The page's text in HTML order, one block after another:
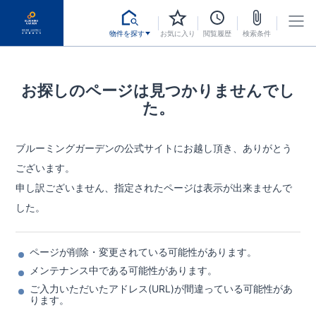
物件を探す お気に入り 閲覧履歴 検索条件
お探しのページは見つかりませんでし
た。
ブルーミングガーデンの公式サイトにお越し頂き、ありがとう
ございます。
申し訳ございません、指定されたページは表示が出来ませんで
した。
ページが削除・変更されている可能性があります。
メンテナンス中である可能性があります。
ご入力いただいたアドレス(URL)が間違っている可能性があ
ります。